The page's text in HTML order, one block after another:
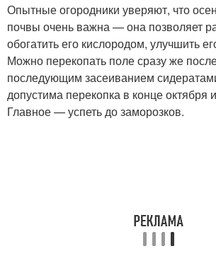
Опытные огородники уверяют, что
почвы очень важна — она позволяет
обогатить его кислородом, улучшить
Можно перекопать поле сразу же
последующим засеиванием
допустима перекопка в конце октября
Главное — успеть до заморозков.